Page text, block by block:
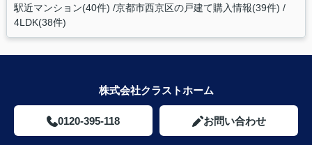
駅近マンション(40件) 京都市西京区の戸建て購入情報(39件)
4LDK(38件)
株式会社クラストホーム
0120-395-118 お問い合わせ